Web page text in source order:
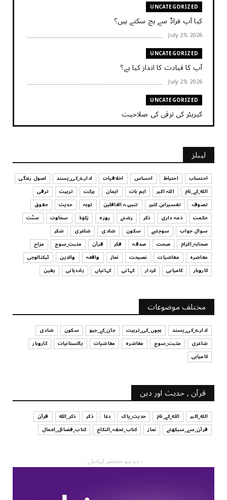
UNCATEGORIZED
کیا آپ فراڈ سے بچ سکتے ہیں؟
July 29, 2026
UNCATEGORIZED
آپ کا قیادت کا انداز کیا ہے؟
July 29, 2026
UNCATEGORIZED
کیریئر کی ترقی کی صلاحیت
July 29, 2026
UNCATEGORIZED
کیا آپ اپنے باس کو مؤثر طریقے سے منظم کر رہے ہیں
July 29, 2026
UNCATEGORIZED
اس وقت آپ کا موڈ کیسا ہے؟
July 29, 2026
UNCATEGORIZED
قرض لینے اور دینے میں ہوشیاری
July 29, 2026
آپ کا فیصلہ کرنے کا انداز
July 29, 2026
لیبلز
احتساب احتیاط احساس اخلاقیات ادارے_کی_پسند
اصول زندگی
الله_کے_نام
اللہ اکبر اہم بات ایمان برکت تربیت
ترقی
تصوف
تفسیرابن کثیر تنبیہہ الغافلین توبہ حدیث
حقوق
حکمت
ذمہ داری ذکر رشتے روزہ زکوٰۃ سخاوت
سنّت
سوال جواب
سوچئیے سکون شادی شاعری
شکر
صحابہ_اکرام
صحت صدقہ فکر قرآن مثبت_سوچ
مزاح
معاشرہ
معاشیات نصیحت نماز واقعہ والدین
ٹیکنالوجی
کاروبار
کامیابی کردار کہانی کہانیاں یاددہانی یقین
مختلف موضوعات
ادارے_کی_پسند بچوں_کی_تربیت جان_کے_جیو سکون
شادی
شاعری
مثبت_سوچ معاشرہ معاشیات پاکستانیات
کاروبار
کامیابی
قرآن , حدیث اور دین
الله_اکبر الله_کے_نام حدیث_پاک دعا ذکر ذکر_الله
قرآن
قرآن_سے_سیکھئے
نماز کتاب_تحفہ_النکاح کتاب_فضائل_اعمال
- دو سو مختصر کہانیاں -